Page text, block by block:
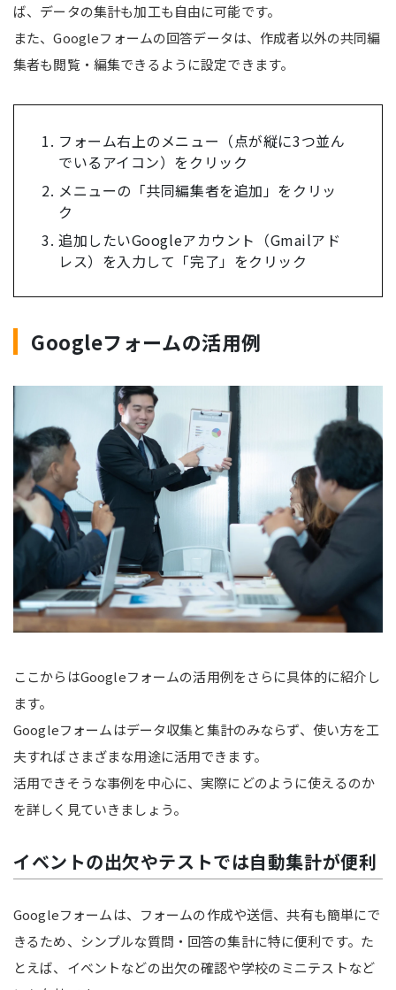
ば、データの集計も加工も自由に可能です。
また、Googleフォームの回答データは、作成者以外の共同編
集者も閲覧・編集できるように設定できます。
フォーム右上のメニュー（点が縦に3つ並ん
でいるアイコン）をクリック
メニューの「共同編集者を追加」をクリッ
ク
追加したいGoogleアカウント（Gmailアド
レス）を入力して「完了」をクリック
Googleフォームの活用例
ここからはGoogleフォームの活用例をさらに具体的に紹介し
ます。
Googleフォームはデータ収集と集計のみならず、使い方を工
夫すればさまざまな用途に活用できます。
活用できそうな事例を中心に、実際にどのように使えるのか
を詳しく見ていきましょう。
イベントの出欠やテストでは自動集計が便利
Googleフォームは、フォームの作成や送信、共有も簡単にで
きるため、シンプルな質問・回答の集計に特に便利です。た
とえば、イベントなどの出欠の確認や学校のミニテストなど